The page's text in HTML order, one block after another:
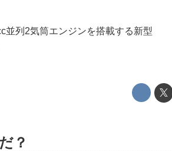
並列2気筒エンジンを搭載する新型
？